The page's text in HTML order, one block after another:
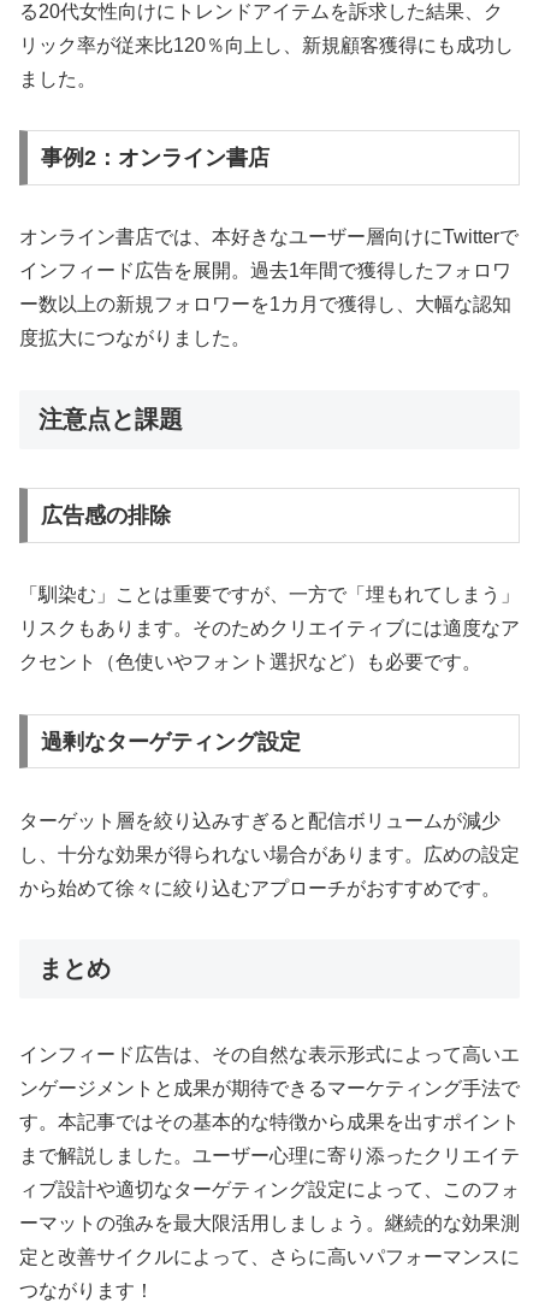
る20代女性向けにトレンドアイテムを訴求した結果、ク
リック率が従来比120％向上し、新規顧客獲得にも成功し
ました。
事例2：オンライン書店
オンライン書店では、本好きなユーザー層向けにTwitterで
インフィード広告を展開。過去1年間で獲得したフォロワ
ー数以上の新規フォロワーを1カ月で獲得し、大幅な認知
度拡大につながりました。
注意点と課題
広告感の排除
「馴染む」ことは重要ですが、一方で「埋もれてしまう」
リスクもあります。そのためクリエイティブには適度なア
クセント（色使いやフォント選択など）も必要です。
過剰なターゲティング設定
ターゲット層を絞り込みすぎると配信ボリュームが減少
し、十分な効果が得られない場合があります。広めの設定
から始めて徐々に絞り込むアプローチがおすすめです。
まとめ
インフィード広告は、その自然な表示形式によって高いエ
ンゲージメントと成果が期待できるマーケティング手法で
す。本記事ではその基本的な特徴から成果を出すポイント
まで解説しました。ユーザー心理に寄り添ったクリエイテ
ィブ設計や適切なターゲティング設定によって、このフォ
ーマットの強みを最大限活用しましょう。継続的な効果測
定と改善サイクルによって、さらに高いパフォーマンスに
つながります！